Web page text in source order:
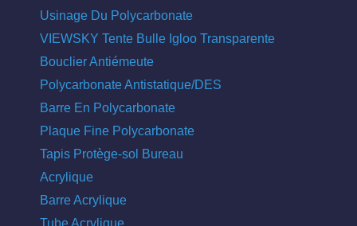
Usinage Du Polycarbonate
VIEWSKY Tente Bulle Igloo Transparente
Bouclier Antiémeute
Polycarbonate Antistatique/DES
Barre En Polycarbonate
Plaque Fine Polycarbonate
Tapis Protège-sol Bureau
Acrylique
Barre Acrylique
Tube Acrylique